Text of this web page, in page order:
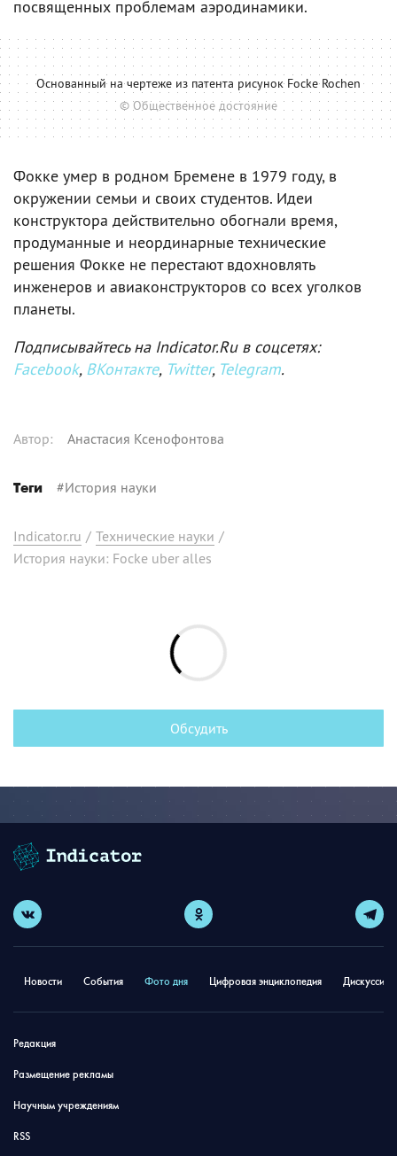
посвященных проблемам аэродинамики.
Основанный на чертеже из патента рисунок Focke Rochen
© Общественное достояние
Фокке умер в родном Бремене в 1979 году, в
окружении семьи и своих студентов. Идеи
конструктора действительно обогнали время,
продуманные и неординарные технические
решения Фокке не перестают вдохновлять
инженеров и авиаконструкторов со всех уголков
планеты.
Подписывайтесь на Indicator.Ru в соцсетях:
Facebook, ВКонтакте, Twitter, Telegram.
Автор: Анастасия Ксенофонтова
Теги #История науки
Indicator.ru / Технические науки /
История науки: Focke uber alles
Обсудить
Новости События Фото дня Цифровая энциклопедия
Редакция
Размещение рекламы
Научным учреждениям
RSS